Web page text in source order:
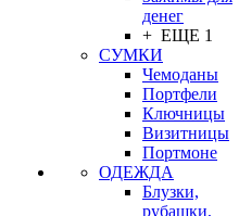
денег
+ ЕЩЕ 1
СУМКИ
Чемоданы
Портфели
Ключницы
Визитницы
Портмоне
ОДЕЖДА
Блузки,
рубашки,